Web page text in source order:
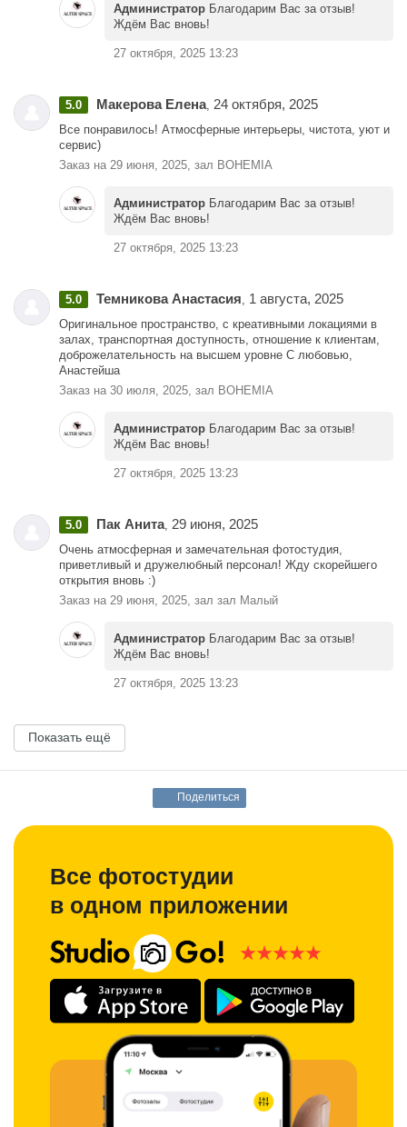
Администратор Благодарим Вас за отзыв!
Ждём Вас вновь!
27 октября, 2025 13:23
5.0 Макерова Елена, 24 октября, 2025
Все понравилось! Атмосферные интерьеры, чистота, уют и
сервис)
Заказ на 29 июня, 2025, зал BOHEMIA
Администратор Благодарим Вас за отзыв!
Ждём Вас вновь!
27 октября, 2025 13:23
5.0 Темникова Анастасия 1 августа, 2025
Оригинальное пространство, с креативными локациями в
залах, транспортная доступность, отношение к клиентам,
доброжелательность на высшем уровне С любовью,
Анастейша
Заказ на 30 июля, 2025, зал BOHEMIA
Администратор Благодарим Вас за отзыв!
Ждём Вас вновь!
27 октября, 2025 13:23
5.0 Пак Анита, 29 июня, 2025
Очень атмосферная и замечательная фотостудия,
приветливый и дружелюбный персонал! Жду скорейшего
открытия вновь :)
Заказ на 29 июня, 2025, зал зал Малый
Администратор Благодарим Вас за отзыв!
Ждём Вас вновь!
27 октября, 2025 13:23
Показать ещё
Поделиться
Все фотостудии
в одном приложении